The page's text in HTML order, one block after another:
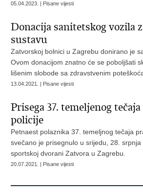
05.04.2023. | Pisane vijesti
Donacija sanitetskog vozila
sustavu
​Zatvorskoj bolnici u Zagrebu donirano je
Ovom donacijom znatno će se poboljšati
lišenim slobode sa zdravstvenim
13.04.2021. | Pisane vijesti
Prisega 37. temeljenog
policije
Petnaest polaznika 37. temeljnog tečaja
svečano je prisegnulo u srijedu, 28.
sportskoj dvorani Zatvora u Zagrebu.
20.07.2021. | Pisane vijesti